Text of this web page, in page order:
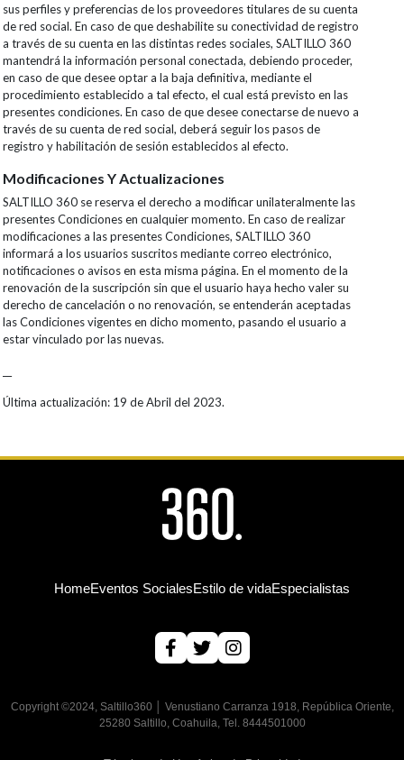
sus perfiles y preferencias de los proveedores titulares de su cuenta
de red social. En caso de que deshabilite su conectividad de registro
a través de su cuenta en las distintas redes sociales, SALTILLO 360
mantendrá la información personal conectada, debiendo proceder,
en caso de que desee optar a la baja definitiva, mediante el
procedimiento establecido a tal efecto, el cual está previsto en las
presentes condiciones. En caso de que desee conectarse de nuevo a
través de su cuenta de red social, deberá seguir los pasos de
registro y habilitación de sesión establecidos al efecto.
Modificaciones Y Actualizaciones
SALTILLO 360 se reserva el derecho a modificar unilateralmente las
presentes Condiciones en cualquier momento. En caso de realizar
modificaciones a las presentes Condiciones, SALTILLO 360
informará a los usuarios suscritos mediante correo electrónico,
notificaciones o avisos en esta misma página. En el momento de la
renovación de la suscripción sin que el usuario haya hecho valer su
derecho de cancelación o no renovación, se entenderán aceptadas
las Condiciones vigentes en dicho momento, pasando el usuario a
estar vinculado por las nuevas.
Última actualización: 19 de Abril del 2023.
HomeEventos SocialesEstilo de vidaEspecialistas
Copyright ©2024, Saltillo360 │ Venustiano Carranza 1918, República Oriente,
25280 Saltillo, Coahuila, Tel. 8444501000